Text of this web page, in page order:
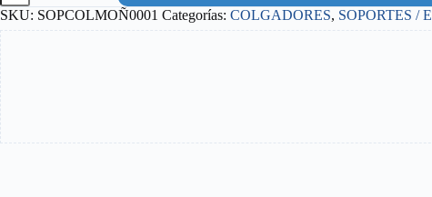
BICICLETAS
cantidad
SKU: SOPCOLMOÑ0001 Categorías: COLGADORES, SOPORTES /